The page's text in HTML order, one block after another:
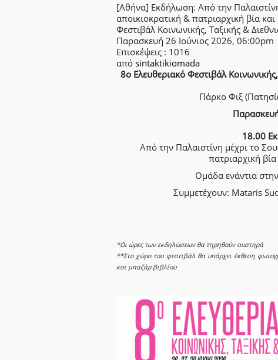
[Αθήνα] Εκδήλωση: Από την
αποικιοκρατική & πατριαρχική βία
Φεστιβάλ Κοινωνικής, Ταξικής &
Παρασκευή 26 Ιούνιος 2026, 06:00pm
Επισκέψεις : 1016
από sintaktikiomada
8ο Ελευθεριακό Φεστιβάλ
Πάρκο Φιξ
18.00
Από την Παλαιστίνη μέχρι το
πατριαρχική βία
Ομάδα ενάντια
Συμμετέχουν: Mataris
*Οι ώρες των εκδηλώσεων θα τηρηθούν αυστηρά
**Στο χώρο του φεστιβάλ θα υπάρχει έκθεση
και μπαζάρ βιβλίου